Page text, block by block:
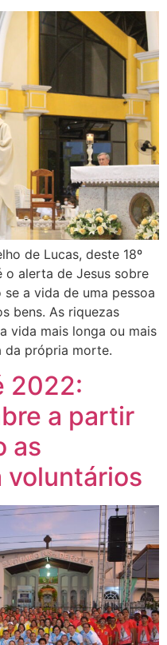
de Lucas, deste 18º
o alerta de Jesus sobre
a vida de uma pessoa
bens. As riquezas
vida mais longa ou mais
da própria morte.
2022:
a partir
as
voluntários